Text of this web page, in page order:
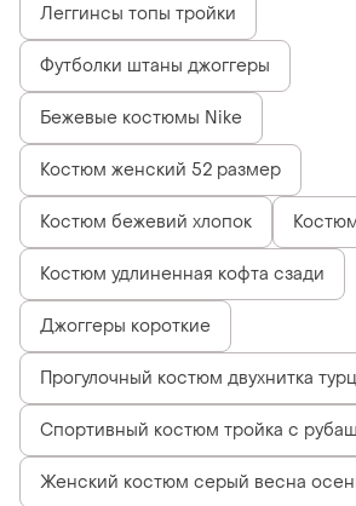
Леггинсы топы тройки
Футболки штаны джоггеры
Бежевые костюмы Nike
Костюм женский 52 размер
Костюм бежевий хлопок
Костюм удлиненная кофта сзади
Джоггеры короткие
Прогулочный костюм двухнитка
Спортивный костюм тройка с
Женский костюм серый весна